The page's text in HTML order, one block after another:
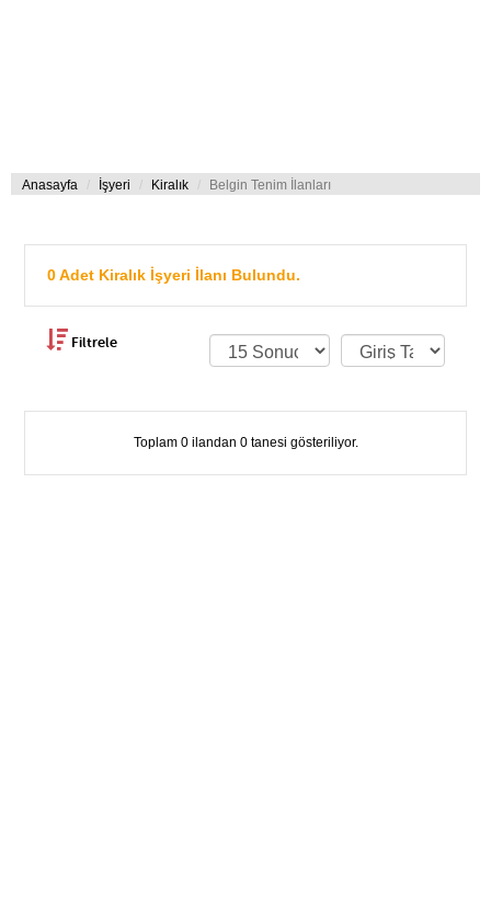
Anasayfa İşyeri Kiralık Belgin Tenim İlanları
0 Adet Kiralık İşyeri İlanı Bulundu.
Filtrele
Toplam 0 ilandan 0 tanesi gösteriliyor.